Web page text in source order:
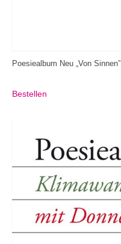
Poesiealbum Neu „Von Sinnen”
Bestellen